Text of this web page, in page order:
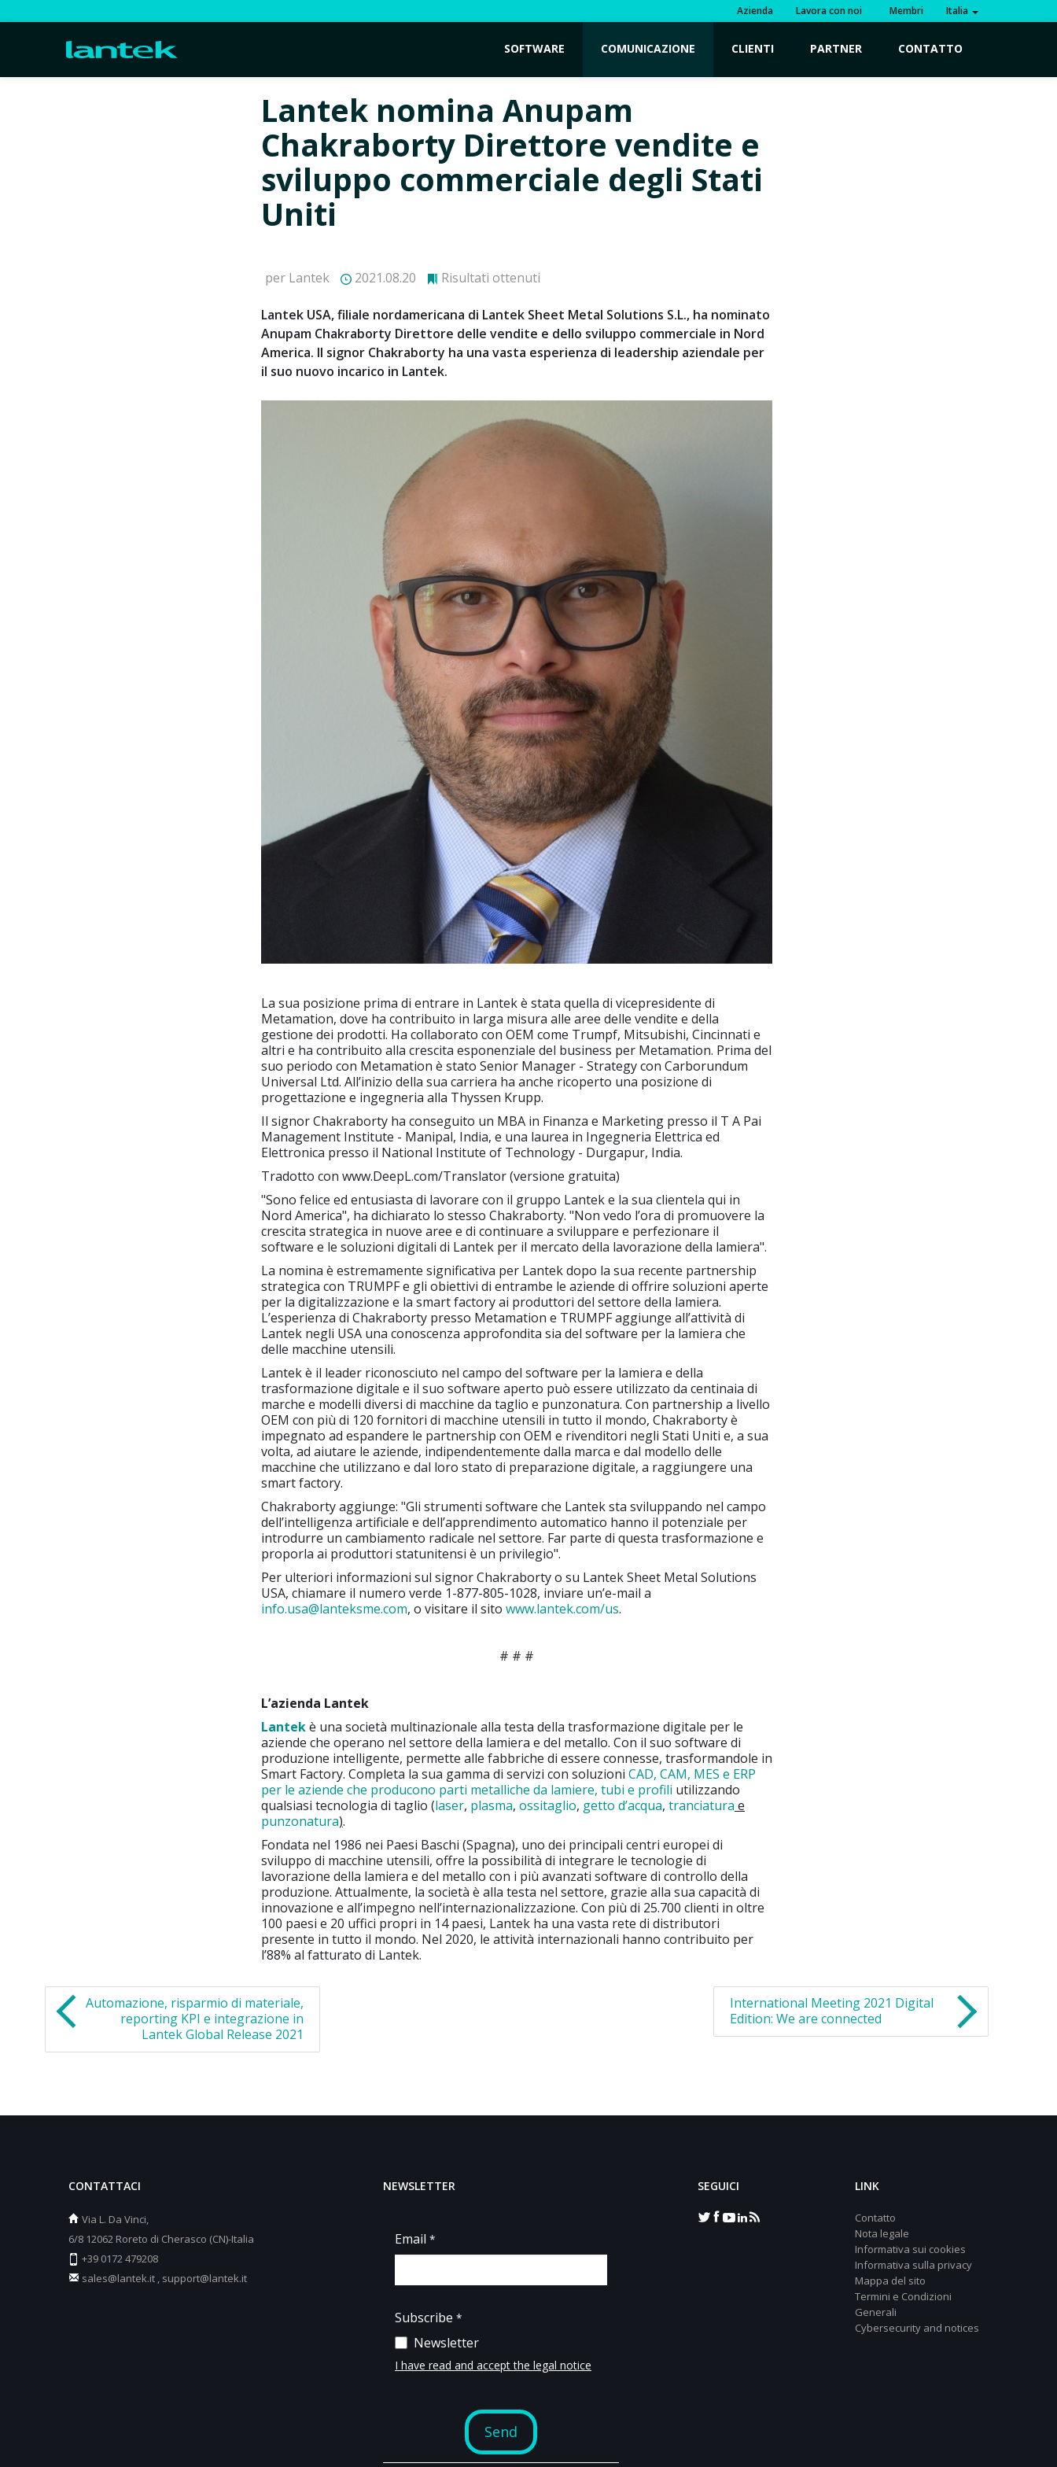
Azienda Lavora con noi Membri Italia
SOFTWARE COMUNICAZIONE CLIENTI PARTNER CONTATTO
Lantek nomina Anupam
Chakraborty Direttore vendite e
sviluppo commerciale degli Stati
Uniti
per Lantek 2021.08.20 Risultati ottenuti
Lantek USA, filiale nordamericana di Lantek Sheet Metal Solutions S.L., ha nominato
Anupam Chakraborty Direttore delle vendite e dello sviluppo commerciale in Nord
America. Il signor Chakraborty ha una vasta esperienza di leadership aziendale per
il suo nuovo incarico in Lantek.
La sua posizione prima di entrare in Lantek è stata quella di vicepresidente di
Metamation, dove ha contribuito in larga misura alle aree delle vendite e della
gestione dei prodotti. Ha collaborato con OEM come Trumpf, Mitsubishi, Cincinnati e
altri e ha contribuito alla crescita esponenziale del business per Metamation. Prima del
suo periodo con Metamation è stato Senior Manager - Strategy con Carborundum
Universal Ltd. All’inizio della sua carriera ha anche ricoperto una posizione di
progettazione e ingegneria alla Thyssen Krupp.
Il signor Chakraborty ha conseguito un MBA in Finanza e Marketing presso il T A Pai
Management Institute - Manipal, India, e una laurea in Ingegneria Elettrica ed
Elettronica presso il National Institute of Technology - Durgapur, India.
Tradotto con www.DeepL.com/Translator (versione gratuita)
"Sono felice ed entusiasta di lavorare con il gruppo Lantek e la sua clientela qui in
Nord America", ha dichiarato lo stesso Chakraborty. "Non vedo l’ora di promuovere la
crescita strategica in nuove aree e di continuare a sviluppare e perfezionare il
software e le soluzioni digitali di Lantek per il mercato della lavorazione della lamiera".
La nomina è estremamente significativa per Lantek dopo la sua recente partnership
strategica con TRUMPF e gli obiettivi di entrambe le aziende di offrire soluzioni aperte
per la digitalizzazione e la smart factory ai produttori del settore della lamiera.
L’esperienza di Chakraborty presso Metamation e TRUMPF aggiunge all’attività di
Lantek negli USA una conoscenza approfondita sia del software per la lamiera che
delle macchine utensili.
Lantek è il leader riconosciuto nel campo del software per la lamiera e della
trasformazione digitale e il suo software aperto può essere utilizzato da centinaia di
marche e modelli diversi di macchine da taglio e punzonatura. Con partnership a livello
OEM con più di 120 fornitori di macchine utensili in tutto il mondo, Chakraborty è
impegnato ad espandere le partnership con OEM e rivenditori negli Stati Uniti e, a sua
volta, ad aiutare le aziende, indipendentemente dalla marca e dal modello delle
macchine che utilizzano e dal loro stato di preparazione digitale, a raggiungere una
smart factory.
Chakraborty aggiunge: "Gli strumenti software che Lantek sta sviluppando nel campo
dell’intelligenza artificiale e dell’apprendimento automatico hanno il potenziale per
introdurre un cambiamento radicale nel settore. Far parte di questa trasformazione e
proporla ai produttori statunitensi è un privilegio".
Per ulteriori informazioni sul signor Chakraborty o su Lantek Sheet Metal Solutions
USA, chiamare il numero verde 1-877-805-1028, inviare un’e-mail a
info.usa@lanteksme.com, o visitare il sito www.lantek.com/us.
# # #
L’azienda Lantek
Lantekè una società multinazionale alla testa della trasformazione digitale per le
aziende che operano nel settore della lamiera e del metallo. Con il suo software di
produzione intelligente, permette alle fabbriche di essere connesse, trasformandole in
Smart Factory. Completa la sua gamma di servizi con soluzioni CAD, CAM, MES e ERP
per le aziende che producono parti metalliche da lamiere, tubi e profili utilizzando
qualsiasi tecnologia di taglio (laser, plasma, ossitaglio, getto d’acqua, tranciatura e
punzonatura).
Fondata nel 1986 nei Paesi Baschi (Spagna), uno dei principali centri europei di
sviluppo di macchine utensili, offre la possibilità di integrare le tecnologie di
lavorazione della lamiera e del metallo con i più avanzati software di controllo della
produzione. Attualmente, la società è alla testa nel settore, grazie alla sua capacità di
innovazione e all’impegno nell’internazionalizzazione. Con più di 25.700 clienti in oltre
100 paesi e 20 uffici propri in 14 paesi, Lantek ha una vasta rete di distributori
presente in tutto il mondo. Nel 2020, le attività internazionali hanno contribuito per
l’88% al fatturato di Lantek.
Automazione, risparmio di materiale,
reporting KPI e integrazione in
Lantek Global Release 2021
International Meeting 2021 Digital
Edition: We are connected
CONTATTACI
Via L. Da Vinci,
6/8 12062 Roreto di Cherasco (CN)-Italia
+39 0172 479208
sales@lantek.it , support@lantek.it
NEWSLETTER SEGUICI LINK
Contatto
Nota legale
Informativa sui cookies
Informativa sulla privacy
Mappa del sito
Termini e Condizioni
Generali
Cybersecurity and notices